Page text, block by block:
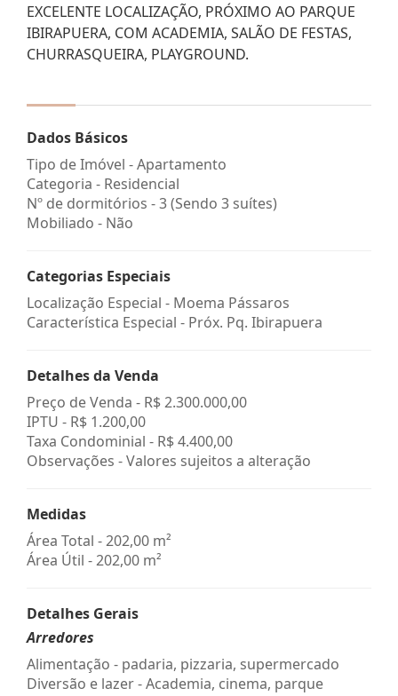
EXCELENTE LOCALIZAÇÃO, PRÓXIMO AO PARQUE
IBIRAPUERA, COM ACADEMIA, SALÃO DE FESTAS,
CHURRASQUEIRA, PLAYGROUND.
Dados Básicos
Tipo de Imóvel - Apartamento
Categoria - Residencial
Nº de dormitórios - 3 (Sendo 3 suítes)
Mobiliado - Não
Categorias Especiais
Localização Especial - Moema Pássaros
Característica Especial - Próx. Pq. Ibirapuera
Detalhes da Venda
Preço de Venda - R$ 2.300.000,00
IPTU - R$ 1.200,00
Taxa Condominial - R$ 4.400,00
Observações - Valores sujeitos a alteração
Medidas
Área Total - 202,00 m²
Área Útil - 202,00 m²
Detalhes Gerais
Arredores
Alimentação - padaria, pizzaria, supermercado
Diversão e lazer - Academia, cinema, parque